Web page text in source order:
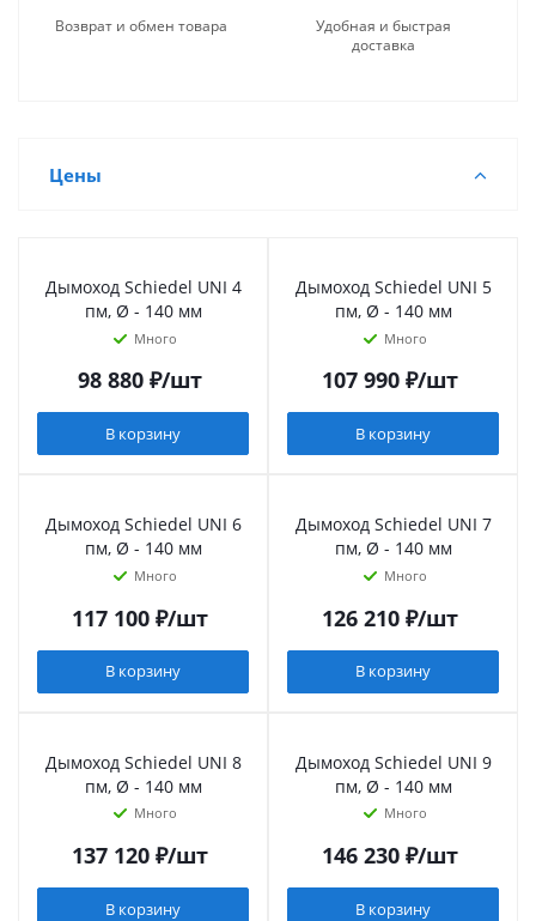
Возврат и обмен товара
Удобная и быстрая
доставка
Цены
Дымоход Schiedel UNI 4
пм, Ø - 140 мм
Много
98 880₽/шт
В корзину
Дымоход Schiedel UNI 5
пм, Ø - 140 мм
Много
107 990₽/шт
В корзину
Дымоход Schiedel UNI 6
пм, Ø - 140 мм
Много
117 100₽/шт
В корзину
Дымоход Schiedel UNI 7
пм, Ø - 140 мм
Много
126 210₽/шт
В корзину
Дымоход Schiedel UNI 8
пм, Ø - 140 мм
Много
137 120₽/шт
В корзину
Дымоход Schiedel UNI 9
пм, Ø - 140 мм
Много
146 230₽/шт
В корзину